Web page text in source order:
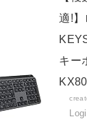
適!】
キー